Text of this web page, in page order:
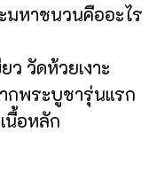
มหาชนวนคืออะไร
วัดห้วยเงาะ
กพระบูชารุ่นแรก
นื้อหลัก